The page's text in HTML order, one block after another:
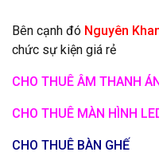
Bên cạnh đó Nguyên
chức sự kiện giá rẻ
CHO THUÊ ÂM THANH
CHO THUÊ MÀN HÌNH
CHO THUÊ BÀN GHẾ